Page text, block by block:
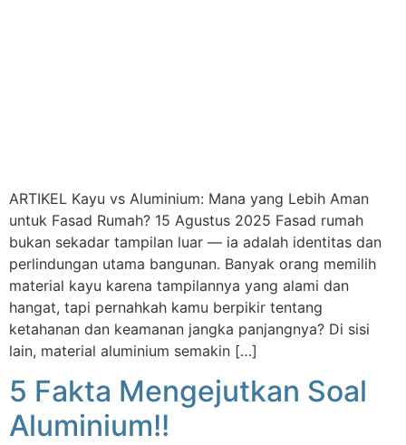
ARTIKEL Kayu vs Aluminium: Mana yang Lebih Aman
untuk Fasad Rumah? 15 Agustus 2025 Fasad rumah
bukan sekadar tampilan luar — ia adalah identitas dan
perlindungan utama bangunan. Banyak orang memilih
material kayu karena tampilannya yang alami dan
hangat, tapi pernahkah kamu berpikir tentang
ketahanan dan keamanan jangka panjangnya? Di sisi
lain, material aluminium semakin […]
5 Fakta Mengejutkan Soal
Aluminium!!